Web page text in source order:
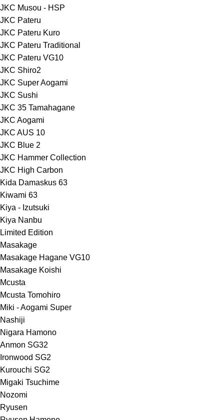
JKC Musou - HSP
JKC Pateru
JKC Pateru Kuro
JKC Pateru Traditional
JKC Pateru VG10
JKC Shiro2
JKC Super Aogami
JKC Sushi
JKC 35 Tamahagane
JKC Aogami
JKC AUS 10
JKC Blue 2
JKC Hammer Collection
JKC High Carbon
Kida Damaskus 63
Kiwami 63
Kiya - Izutsuki
Kiya Nanbu
Limited Edition
Masakage
Masakage Hagane VG10
Masakage Koishi
Mcusta
Mcusta Tomohiro
Miki - Aogami Super
Nashiji
Nigara Hamono
Anmon SG32
Ironwood SG2
Kurouchi SG2
Migaki Tsuchime
Nozomi
Ryusen